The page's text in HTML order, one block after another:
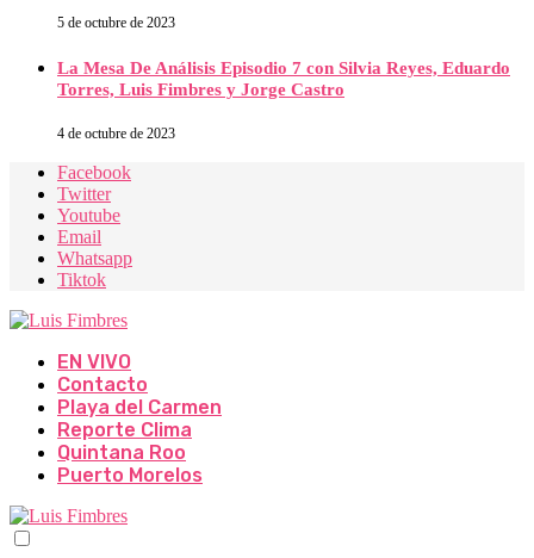
5 de octubre de 2023
La Mesa De Análisis Episodio 7 con Silvia Reyes, Eduardo
Torres, Luis Fimbres y Jorge Castro
4 de octubre de 2023
Facebook
Twitter
Youtube
Email
Whatsapp
Tiktok
EN VIVO
Contacto
Playa del Carmen
Reporte Clima
Quintana Roo
Puerto Morelos